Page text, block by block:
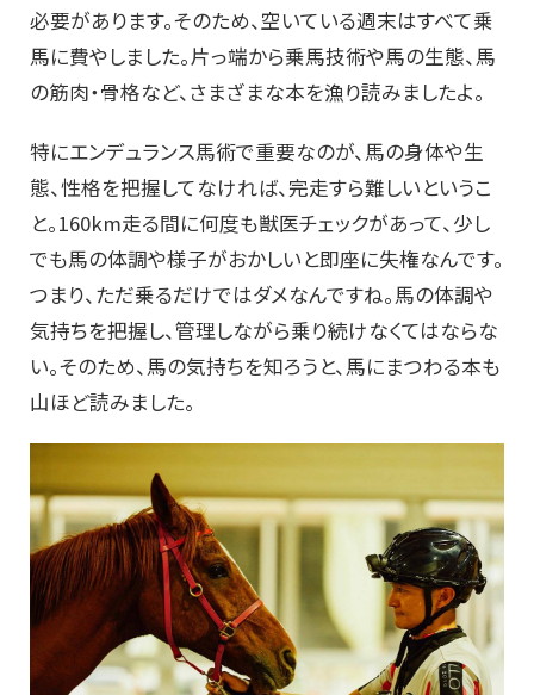
必要があります。そのため、空いている週末はすべて乗
馬に費やしました。片っ端から乗馬技術や馬の生態、馬
の筋肉・骨格など、さまざまな本を漁り読みましたよ。
特にエンデュランス馬術で重要なのが、馬の身体や生
態、性格を把握してなければ、完走すら難しいというこ
と。160km走る間に何度も獣医チェックがあって、少し
でも馬の体調や様子がおかしいと即座に失権なんです。
つまり、ただ乗るだけではダメなんですね。馬の体調や
気持ちを把握し、管理しながら乗り続けなくてはならな
い。そのため、馬の気持ちを知ろうと、馬にまつわる本も
山ほど読みました。